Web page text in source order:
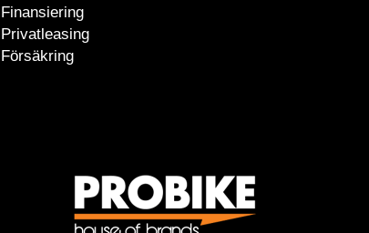
Finansiering
Privatleasing
Försäkring